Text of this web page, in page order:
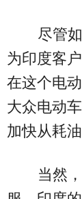
尽管
为印度客
在这个电
大众电动
加快从耗
当然